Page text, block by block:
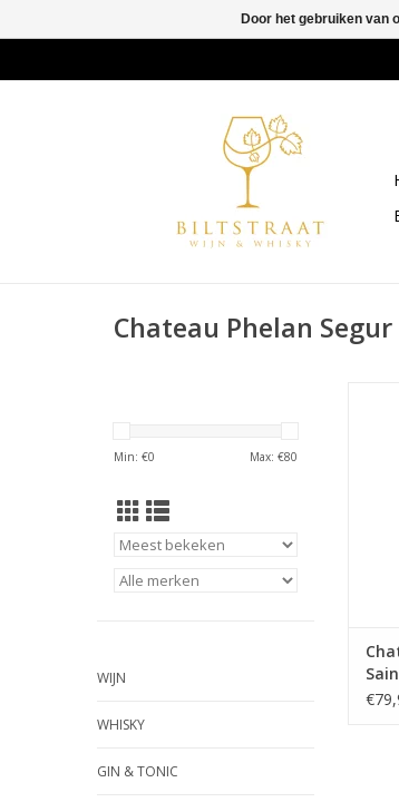
Chateau Phelan Segur
Min: €0 Max: €80
WIJN
WHISKY
GIN & TONIC
Door het gebruiken van